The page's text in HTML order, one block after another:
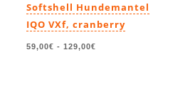
Softshell Hundemantel
IQO VXf, cranberry
59,00€ - 129,00€